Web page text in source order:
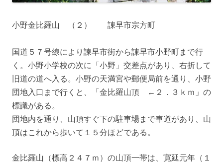
小野金比羅山 （２） 諌早市宗方町
国道５７号線により諫早市街から諌早市小野町まで行
く。小野小学校の次に「小野」交差点があり、右折して
旧道の道へ入る。小野の天満宮や郵便局前を通り、小野
団地入口まで行くと、「金比羅山頂 ←２．３ｋｍ」の
標識がある。
団地内を通り、山頂すぐ下の駐車場まで車道があり、山
頂はこれから歩いて１５分ほどである。
金比羅山（標高２４７ｍ）の山頂一帯は、寛延元年（１